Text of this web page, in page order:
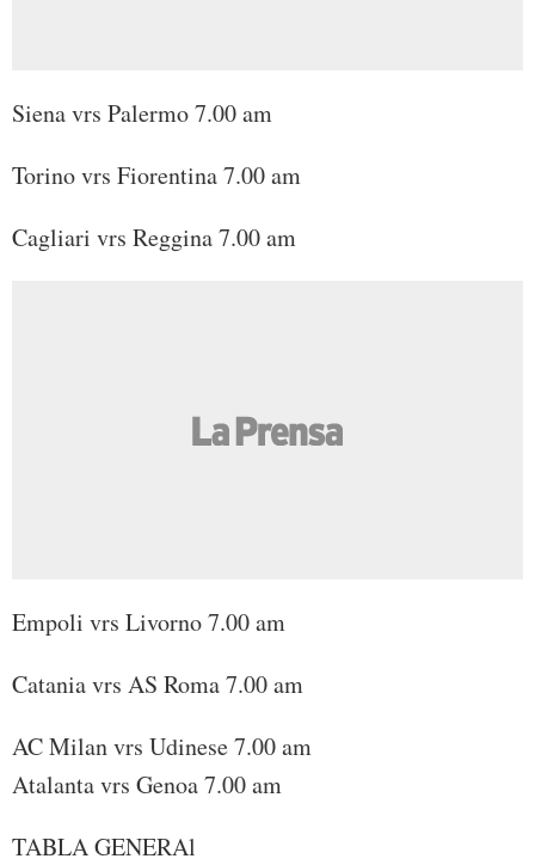
Siena vrs Palermo 7.00 am
Torino vrs Fiorentina 7.00 am
Cagliari vrs Reggina 7.00 am
Empoli vrs Livorno 7.00 am
Catania vrs AS Roma 7.00 am
AC Milan vrs Udinese 7.00 am
Atalanta vrs Genoa 7.00 am
TABLA GENERAl